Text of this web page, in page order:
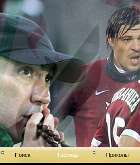
Поиск Таблицы Приколы